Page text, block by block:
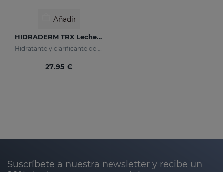
Añadir
HIDRADERM TRX Leche Corporal
27.95 €
Suscríbete a nuestra newsletter y recibe un